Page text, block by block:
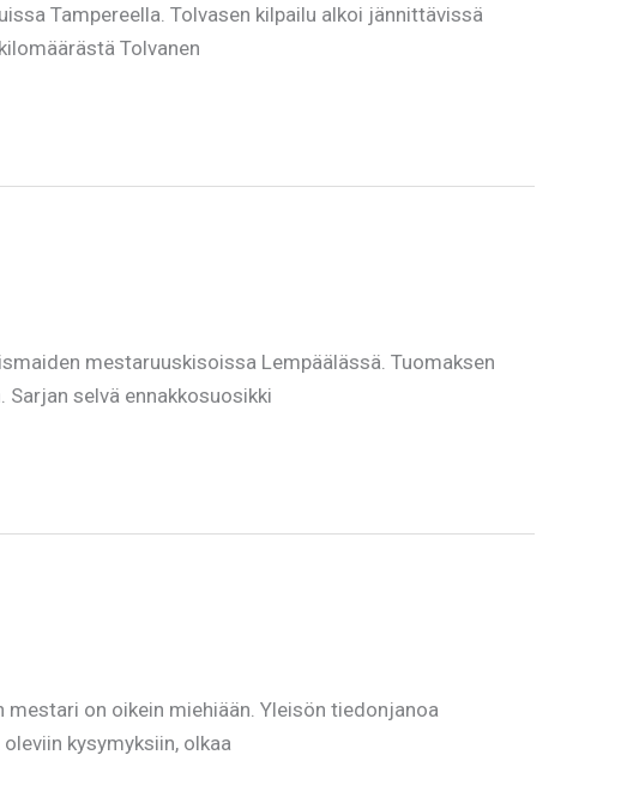
Tampereella. Tolvasen kilpailu alkoi jännittävissä
Tolvanen
mestaruuskisoissa Lempäälässä. Tuomaksen
selvä ennakkosuosikki
on oikein miehiään. Yleisön tiedonjanoa
kysymyksiin, olkaa